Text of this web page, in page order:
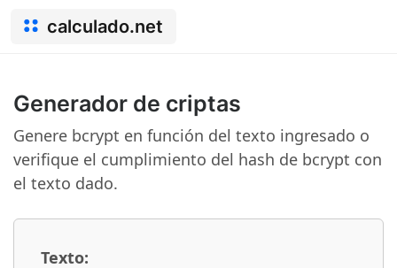
calculado.net
Generador de criptas
Genere bcrypt en función del texto ingresado o
verifique el cumplimiento del hash de bcrypt con
el texto dado.
Texto: